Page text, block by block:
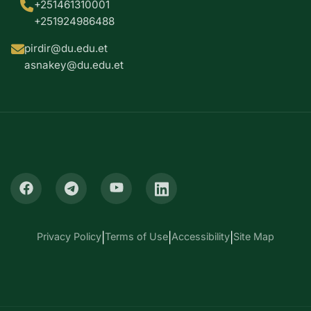
+251461310001
+251924986488
pirdir@du.edu.et
asnakey@du.edu.et
Privacy Policy Terms of Use Accessibility Site Map